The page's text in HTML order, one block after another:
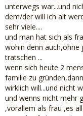
unterwegs war...und
dem/der will ich alt
sehr viele....
und man hat sich als
wohin denn auch,ohne
tratschen ...
wenn sich heute 2
familie zu
wirklich will...und nicht
und wenns nicht mehr
,vorallem als frau ,es